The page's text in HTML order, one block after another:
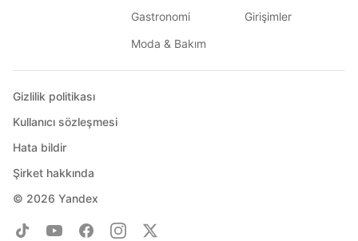
Gastronomi
Moda & Bakım
Girişimler
© 2026 Yandex
Gizlilik politikası
Kullanıcı sözleşmesi
Hata bildir
Şirket hakkında